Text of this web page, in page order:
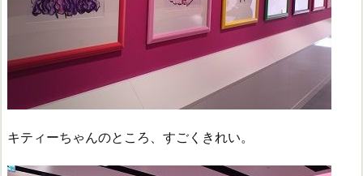
キティーちゃんのところ、すごくきれい。